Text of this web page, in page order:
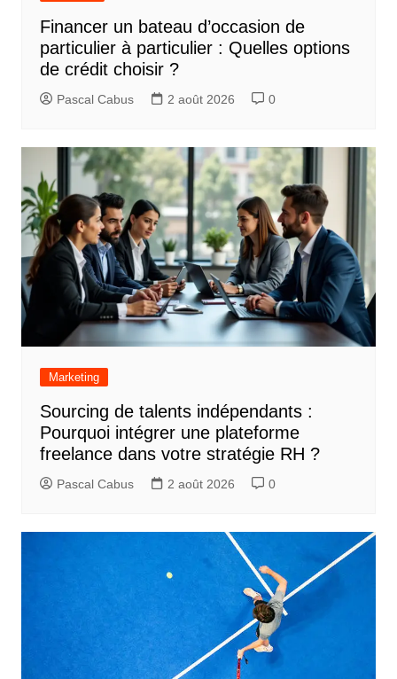
Financer un bateau d’occasion de
particulier à particulier : Quelles options
de crédit choisir ?
Pascal Cabus 2 août 2026 0
Marketing
Sourcing de talents indépendants :
Pourquoi intégrer une plateforme
freelance dans votre stratégie RH ?
Pascal Cabus 2 août 2026 0